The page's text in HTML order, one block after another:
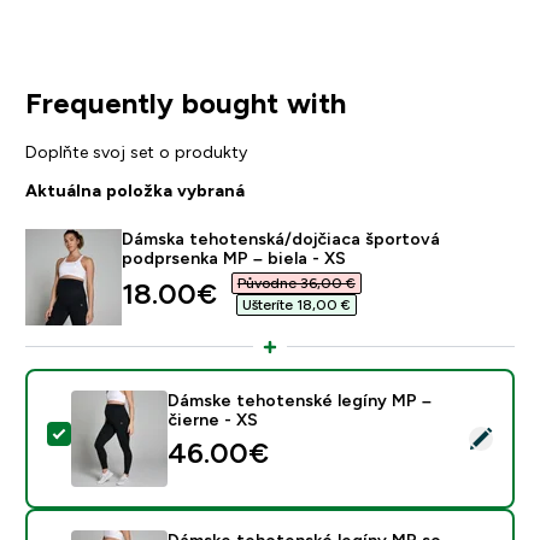
Frequently bought with
Doplňte svoj set o produkty
Aktuálna položka vybraná
Dámska tehotenská/dojčiaca športová
podprsenka MP – biela - XS
discounted price
18.00€‎
Původne 36,00 €‎
Ušteríte 18,00 €‎
Vybrať tento produkt - Dámske tehotenské legíny MP
Dámske tehotenské legíny MP –
čierne - XS
46.00€‎